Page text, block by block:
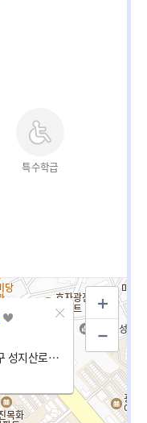
특수학급
전북특별자치도 전주시 완산구 성지산로 38